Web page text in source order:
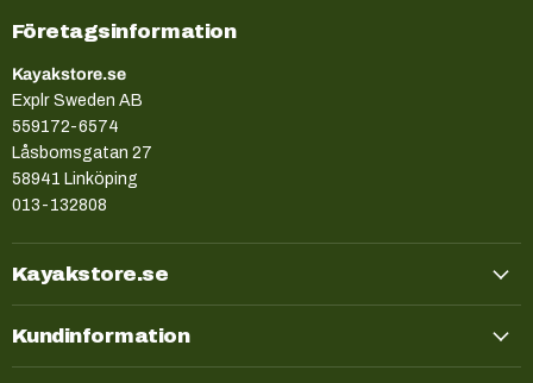
Företagsinformation
Kayakstore.se
Explr Sweden AB
559172-6574
Låsbomsgatan 27
58941 Linköping
013-132808
Kayakstore.se
Kundinformation